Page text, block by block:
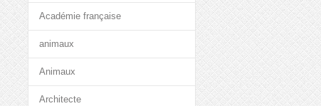
Académie française
animaux
Animaux
Architecte